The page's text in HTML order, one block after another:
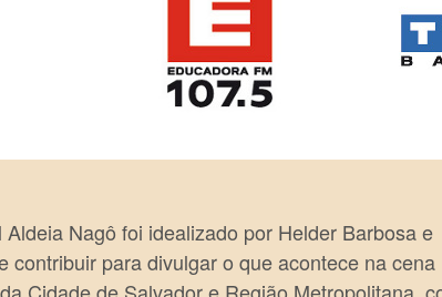
Aldeia Nagô foi idealizado por Helder Barbosa e
contribuir para divulgar o que acontece na cena